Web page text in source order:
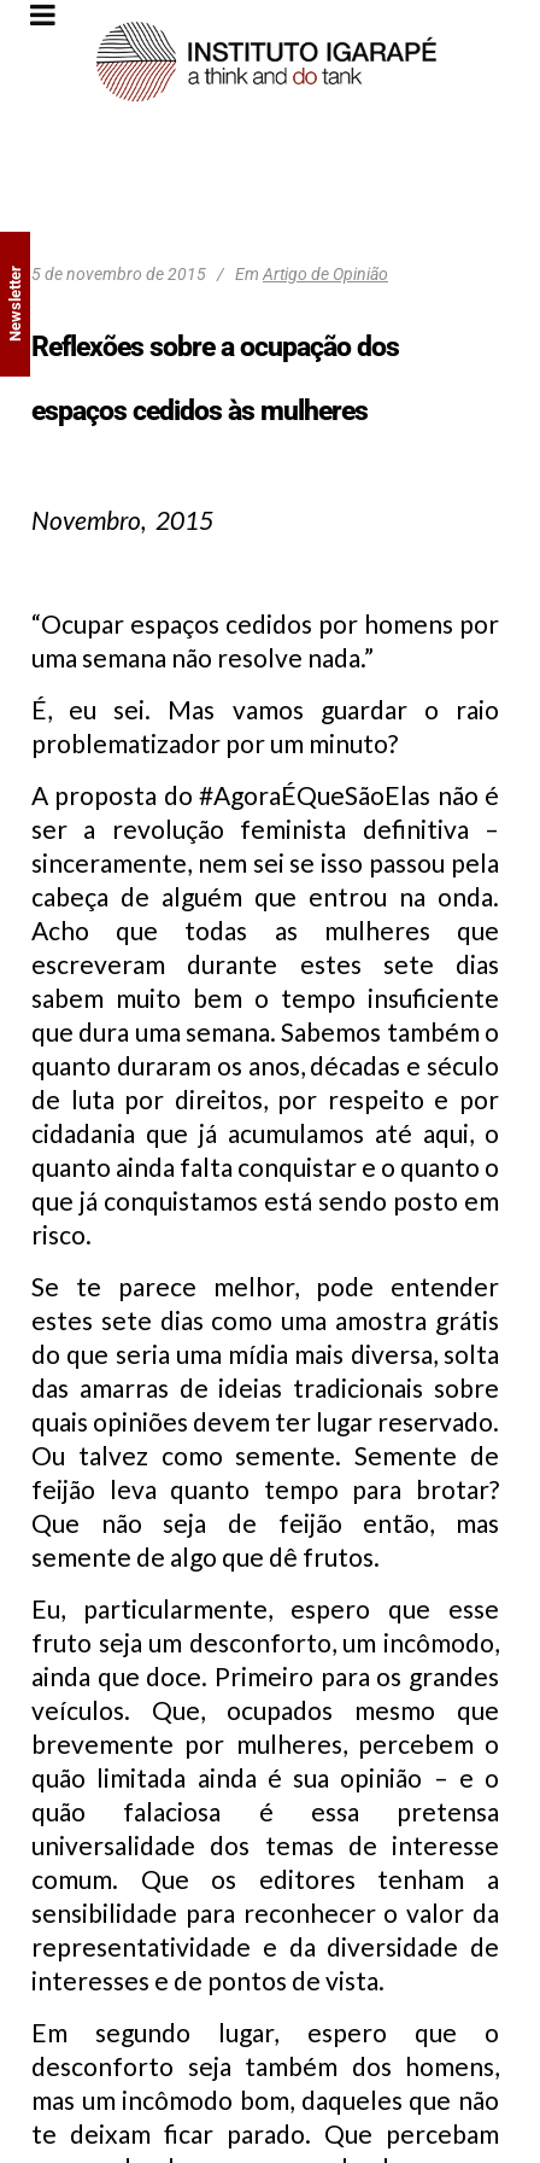
5 de novembro de 2015 Em Artigo de Opinião
Reflexões sobre a ocupação dos
espaços cedidos às mulheres
Novembro, 2015
“Ocupar espaços cedidos por homens por
uma semana não resolve nada.”
É, eu sei. Mas vamos guardar o raio
problematizador por um minuto?
A proposta do #AgoraÉQueSãoElas não é
ser a revolução feminista definitiva –
sinceramente, nem sei se isso passou pela
cabeça de alguém que entrou na onda.
Acho que todas as mulheres que
escreveram durante estes sete dias
sabem muito bem o tempo insuficiente
que dura uma semana. Sabemos também o
quanto duraram os anos, décadas e século
de luta por direitos, por respeito e por
cidadania que já acumulamos até aqui, o
quanto ainda falta conquistar e o quanto o
que já conquistamos está sendo posto em
risco.
Se te parece melhor, pode entender
estes sete dias como uma amostra grátis
do que seria uma mídia mais diversa, solta
das amarras de ideias tradicionais sobre
quais opiniões devem ter lugar reservado.
Ou talvez como semente. Semente de
feijão leva quanto tempo para brotar?
Que não seja de feijão então, mas
semente de algo que dê frutos.
Eu, particularmente, espero que esse
fruto seja um desconforto, um incômodo,
ainda que doce. Primeiro para os grandes
veículos. Que, ocupados mesmo que
brevemente por mulheres, percebem o
quão limitada ainda é sua opinião – e o
quão falaciosa é essa pretensa
universalidade dos temas de interesse
comum. Que os editores tenham a
sensibilidade para reconhecer o valor da
representatividade e da diversidade de
interesses e de pontos de vista.
Em segundo lugar, espero que o
desconforto seja também dos homens,
mas um incômodo bom, daqueles que não
te deixam ficar parado. Que percebam
Newsletter